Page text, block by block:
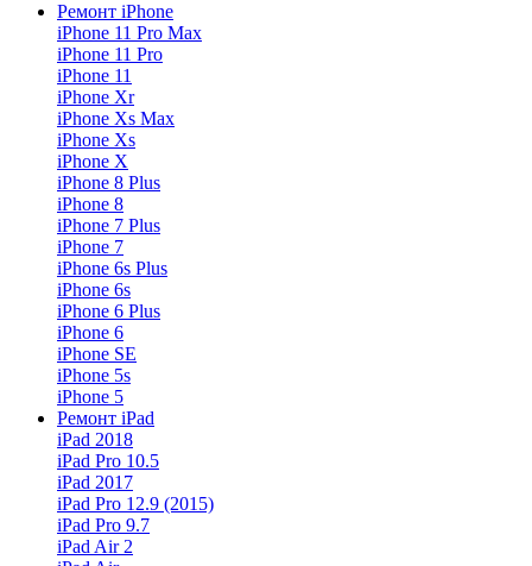
Ремонт iPhone
iPhone 11 Pro Max
iPhone 11 Pro
iPhone 11
iPhone Xr
iPhone Xs Max
iPhone Xs
iPhone X
iPhone 8 Plus
iPhone 8
iPhone 7 Plus
iPhone 7
iPhone 6s Plus
iPhone 6s
iPhone 6 Plus
iPhone 6
iPhone SE
iPhone 5s
iPhone 5
Ремонт iPad
iPad 2018
iPad Pro 10.5
iPad 2017
iPad Pro 12.9 (2015)
iPad Pro 9.7
iPad Air 2